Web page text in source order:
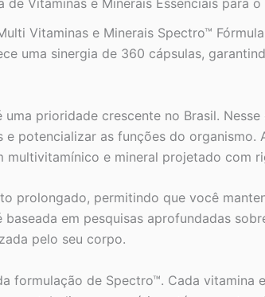
Vitaminas e Minerais Spectro™
uma sinergia de 360 cápsulas,
prioridade crescente no Brasil.
potencializar as funções do
multivitamínico e mineral projetado
prolongado, permitindo que você
em pesquisas aprofundadas
pelo seu corpo.
formulação de Spectro™. Cada vitamina